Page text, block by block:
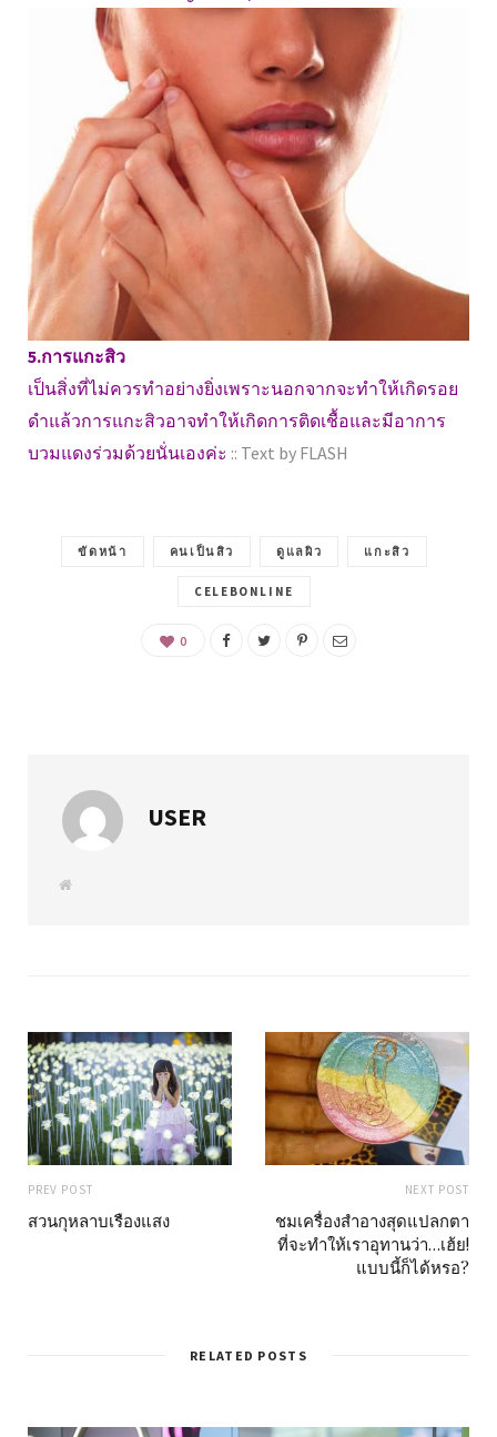
5.การแกะสิว
เป็นสิ่งที่ไม่ควรทำอย่างยิ่งเพราะนอกจากจะทำให้เกิดรอย
ดำแล้วการแกะสิวอาจทำให้เกิดการติดเชื้อและมีอาการ
บวมแดงร่วมด้วยนั่นเองค่ะ :: Text by FLASH
ขัดหน้า คนเป็นสิว ดูแลผิว แกะสิว
CELEBONLINE
0
USER
W
PREV POST
สวนกุหลาบเรืองแสง
NEXT POST
ชมเครื่องสำอางสุดแปลกตา
ที่จะทำให้เราอุทานว่า…เฮ้ย!
แบบนี้ก็ได้หรอ?
RELATED POSTS